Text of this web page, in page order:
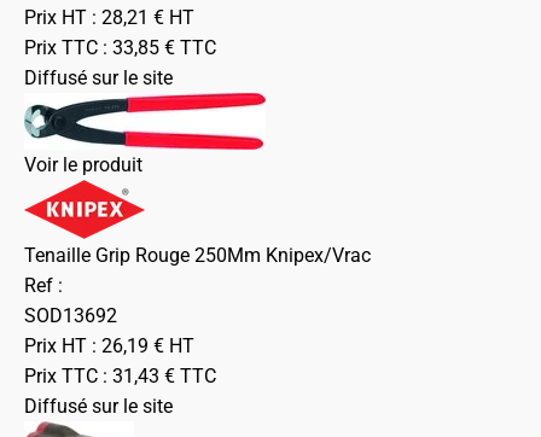
Prix HT : 28,21 € HT
Prix TTC : 33,85 € TTC
Diffusé sur le site
Voir le produit
Tenaille Grip Rouge 250Mm Knipex/Vrac
Ref :
SOD13692
Prix HT : 26,19 € HT
Prix TTC : 31,43 € TTC
Diffusé sur le site